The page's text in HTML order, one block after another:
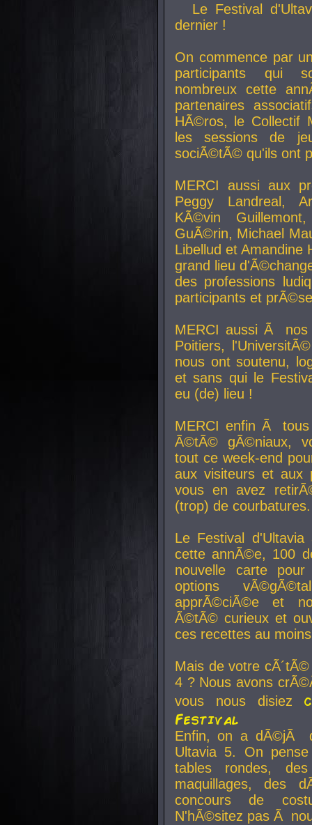
Le Festival
dernier !
On commence par
participants qui
nombreux cette
partenaires
HÃ©ros, le Collectif
les sessions de
sociÃ©tÃ© qu'ils ont
MERCI aussi aux
Peggy Landreal,
KÃ©vin
GuÃ©rin, Michael
Libellud et Amandine
grand lieu
des professions
participants et
MERCI aussi Ã nos
Poitiers,
nous ont soutenu,
et sans qui le
eu (de) lieu !
MERCI enfin Ã
Ã©tÃ© gÃ©niaux,
tout ce week-end
aux visiteurs et aux
vous en avez
(trop) de courbatures.
Le Festival
cette annÃ©e, 100
nouvelle carte
options
apprÃ©ciÃ©e et
Ã©tÃ© curieux et
ces recettes au
Mais de votre
4 ? Nous avons
vous nous disiez
Festival
Enfin, on a dÃ©jÃ
Ultavia 5. On
tables rondes,
maquillages, des
concours de
N'hÃ©sitez pas Ã